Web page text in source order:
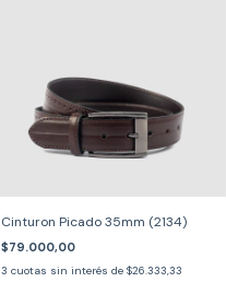
Cinturon Picado 35mm (2134)
$79.000,00
3 cuotas sin interés de $26.333,33